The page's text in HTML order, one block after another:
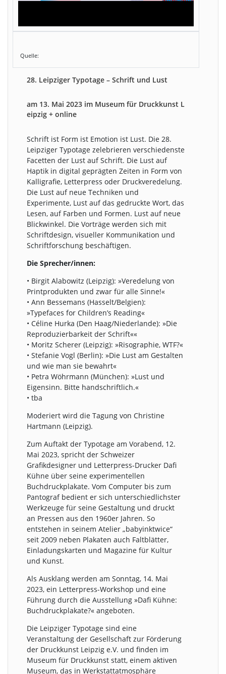
Quelle:
28. Leipziger Typotage – Schrift und Lust
am 13. Mai 2023 im Museum für Druckkunst L
eipzig + online
Schrift ist Form ist Emotion ist Lust. Die 28.
Leipziger Typotage zelebrieren verschiedenste
Facetten der Lust auf Schrift. Die Lust auf
Haptik in digital geprägten Zeiten in Form von
Kalligrafie, Letterpress oder Druckveredelung.
Die Lust auf neue Techniken und
Experimente, Lust auf das gedruckte Wort, das
Lesen, auf Farben und Formen. Lust auf neue
Blickwinkel. Die Vorträge werden sich mit
Schriftdesign, visueller Kommunikation und
Schriftforschung beschäftigen.
Die Sprecher/innen:
• Birgit Alabowitz (Leipzig): »Veredelung von
Printprodukten und zwar für alle Sinne!«
• Ann Bessemans (Hasselt/Belgien):
»Typefaces for Children’s Reading«
• Céline Hurka (Den Haag/Niederlande): »Die
Reproduzierbarkeit der Schrift««
• Moritz Scherer (Leipzig): »Risographie, WTF?«
• Stefanie Vogl (Berlin): »Die Lust am Gestalten
und wie man sie bewahrt«
• Petra Wöhrmann (München): »Lust und
Eigensinn. Bitte handschriftlich.«
• tba
Moderiert wird die Tagung von Christine
Hartmann (Leipzig).
Zum Auftakt der Typotage am Vorabend, 12.
Mai 2023, spricht der Schweizer
Grafikdesigner und Letterpress-Drucker Dafi
Kühne über seine experimentellen
Buchdruckplakate. Vom Computer bis zum
Pantograf bedient er sich unterschiedlichster
Werkzeuge für seine Gestaltung und druckt
an Pressen aus den 1960er Jahren. So
entstehen in seinem Atelier „babyinktwice“
seit 2009 neben Plakaten auch Faltblätter,
Einladungskarten und Magazine für Kultur
und Kunst.
Als Ausklang werden am Sonntag, 14. Mai
2023, ein Letterpress-Workshop und eine
Führung durch die Ausstellung »Dafi Kühne:
Buchdruckplakate?« angeboten.
Die Leipziger Typotage sind eine
Veranstaltung der Gesellschaft zur Förderung
der Druckkunst Leipzig e.V. und finden im
Museum für Druckkunst statt, einem aktiven
Museum, das in Werkstattatmosphäre